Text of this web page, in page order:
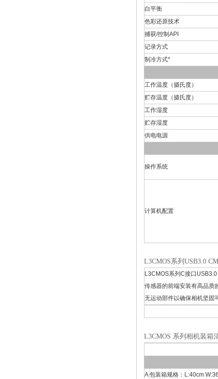
白平衡
色彩还原技术
捕获/控制API
记录方式
制冷方式*
工作温度（摄氏度）
贮存温度（摄氏度）
工作湿度
贮存湿度
供电电源
操作系统
计算机配置
L3CMOS系列USB3.0
L3CMOS系列C接口
传感器的前端安装有高品质
无运动部件以确保相机坚固
L3CMOS 系列相机装箱
A包装箱规格：L:40cm